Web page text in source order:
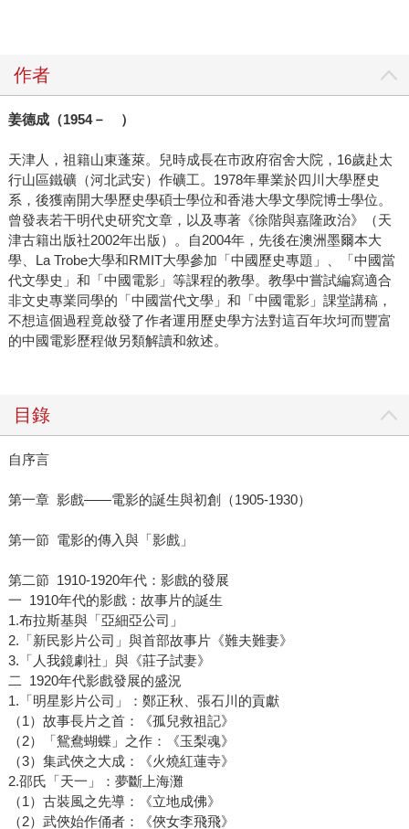
作者
姜德成（1954－ ）
天津人，祖籍山東蓬萊。兒時成長在市政府宿舍大院，16歲赴太
行山區鐵礦（河北武安）作礦工。1978年畢業於四川大學歷史
系，後獲南開大學歷史學碩士學位和香港大學文學院博士學位。
曾發表若干明代史研究文章，以及專著《徐階與嘉隆政治》（天
津古籍出版社2002年出版）。自2004年，先後在澳洲墨爾本大
學、La Trobe大學和RMIT大學參加「中國歷史專題」、「中國當
代文學史」和「中國電影」等課程的教學。教學中嘗試編寫適合
非文史專業同學的「中國當代文學」和「中國電影」課堂講稿，
不想這個過程竟啟發了作者運用歷史學方法對這百年坎坷而豐富
的中國電影歷程做另類解讀和敘述。
目錄
自序言
第一章 影戲——電影的誕生與初創（1905-1930）
第一節 電影的傳入與「影戲」
第二節 1910-1920年代：影戲的發展
一 1910年代的影戲：故事片的誕生
1.布拉斯基與「亞細亞公司」
2.「新民影片公司」與首部故事片《難夫難妻》
3.「人我鏡劇社」與《莊子試妻》
二 1920年代影戲發展的盛況
1.「明星影片公司」：鄭正秋、張石川的貢獻
（1）故事長片之首：《孤兒救祖記》
（2）「鴛鴦蝴蝶」之作：《玉梨魂》
（3）集武俠之大成：《火燒紅蓮寺》
2.邵氏「天一」：夢斷上海灘
（1）古裝風之先導：《立地成佛》
（2）武俠始作俑者：《俠女李飛飛》